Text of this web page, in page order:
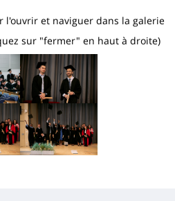
l'ouvrir et naviguer dans la galerie
sur "fermer" en haut à droite)